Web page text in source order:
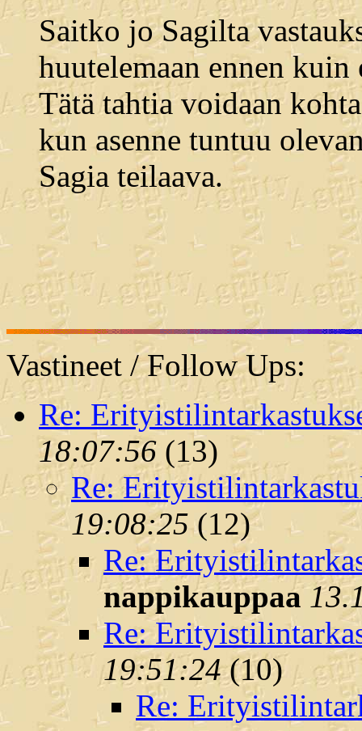
Saitko jo Sagilta
huutelemaan ennen kuin
Tätä tahtia voidaan
kun asenne tuntuu
Sagia teilaava.
Vastineet / Follow Ups:
Re:
18:07:56 (13)
Re:
19:08:25(12)
Re:
nappikauppaa
Re:
19:51:24(10)
Re: